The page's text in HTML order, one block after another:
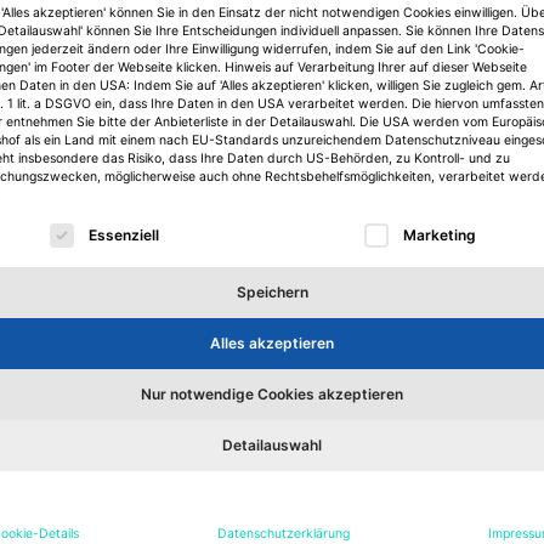
Alle Jobs
akzeptieren' können Sie in den Einsatz der nicht notwendigen Cookies einwilligen.
können Sie Ihre Entscheidungen individuell anpassen. Sie können Ihre
jederzeit ändern oder Ihre Einwilligung widerrufen, indem Sie auf den Link 'Cookie-
im Footer der Webseite klicken. Hinweis auf Verarbeitung Ihrer auf dieser Webseite
Daten in den USA: Indem Sie auf 'Alles akzeptieren' klicken, willigen Sie zugleich gem.
1 lit. a DSGVO ein, dass Ihre Daten in den USA verarbeitet werden. Die hiervon umfassten
entnehmen Sie bitte der Anbieterliste in der Detailauswahl. Die USA werden vom
als ein Land mit einem nach EU-Standards unzureichendem Datenschutzniveau
insbesondere das Risiko, dass Ihre Daten durch US-Behörden, zu Kontroll- und zu
möglicherweise auch ohne Rechtsbehelfsmöglichkeiten, verarbeitet
eine Liste der Service-Gruppen, für die eine
Essenziell Marketing
Speichern
Alles akzeptieren
Nur notwendige Cookies akzeptieren
Detailauswahl
Details Datenschutzerklärung